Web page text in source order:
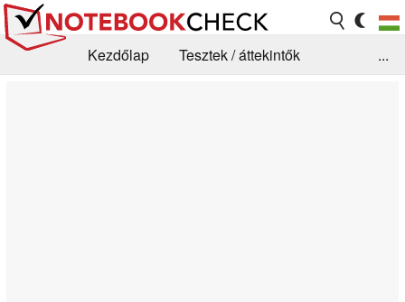
Kezdőlap
Tesztek / áttekintők
...